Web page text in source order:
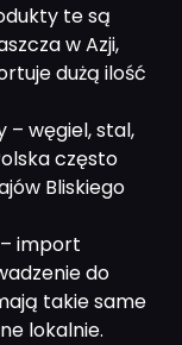
te są
w Azji,
dużą ilość
– węgiel, stal,
często
Bliskiego
import
do
takie same
lokalnie.